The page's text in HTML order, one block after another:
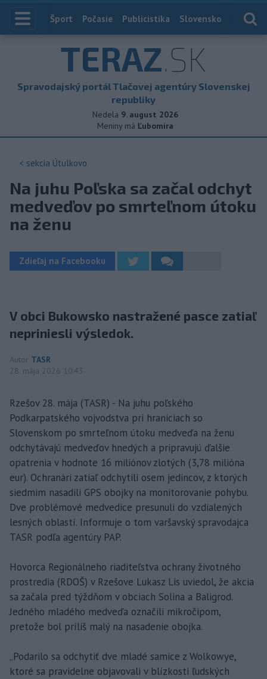
Index
Šport Počasie Publicistika Slovensko
TERAZ.SK
Spravodajský portál Tlačovej agentúry Slovenskej
republiky
Nedela 9. august 2026
Meniny má Ľubomíra
< sekcia Útulkovo
Na juhu Poľska sa začal odchyt
medveďov po smrteľnom útoku
na ženu
Zdieľaj na Facebooku
V obci Bukowsko nastražené pasce zatiaľ
nepriniesli výsledok.
Autor TASR
28. mája 2026 10:43
Rzešov 28. mája (TASR) - Na juhu poľského
Podkarpatského vojvodstva pri hraniciach so
Slovenskom po smrteľnom útoku medveďa na ženu
odchytávajú medveďov hnedých a pripravujú ďalšie
opatrenia v hodnote 16 miliónov zlotých (3,78 milióna
eur). Ochranári zatiaľ odchytili osem jedincov, z ktorých
siedmim nasadili GPS obojky na monitorovanie pohybu.
Dve problémové medvedice presunuli do vzdialených
lesných oblastí. Informuje o tom varšavský spravodajca
TASR podľa agentúry PAP.
Hovorca Regionálneho riaditeľstva ochrany životného
prostredia (RDOŠ) v Rzešove Lukasz Lis uviedol, že akcia
sa začala pred týždňom v obciach Solina a Baligrod.
Jedného mladého medveďa označili mikročipom,
pretože bol príliš malý na nasadenie obojka.
„Podarilo sa odchytiť dve mladé samice z Wolkowye,
ktoré sa pravidelne objavovali v blízkosti ľudských